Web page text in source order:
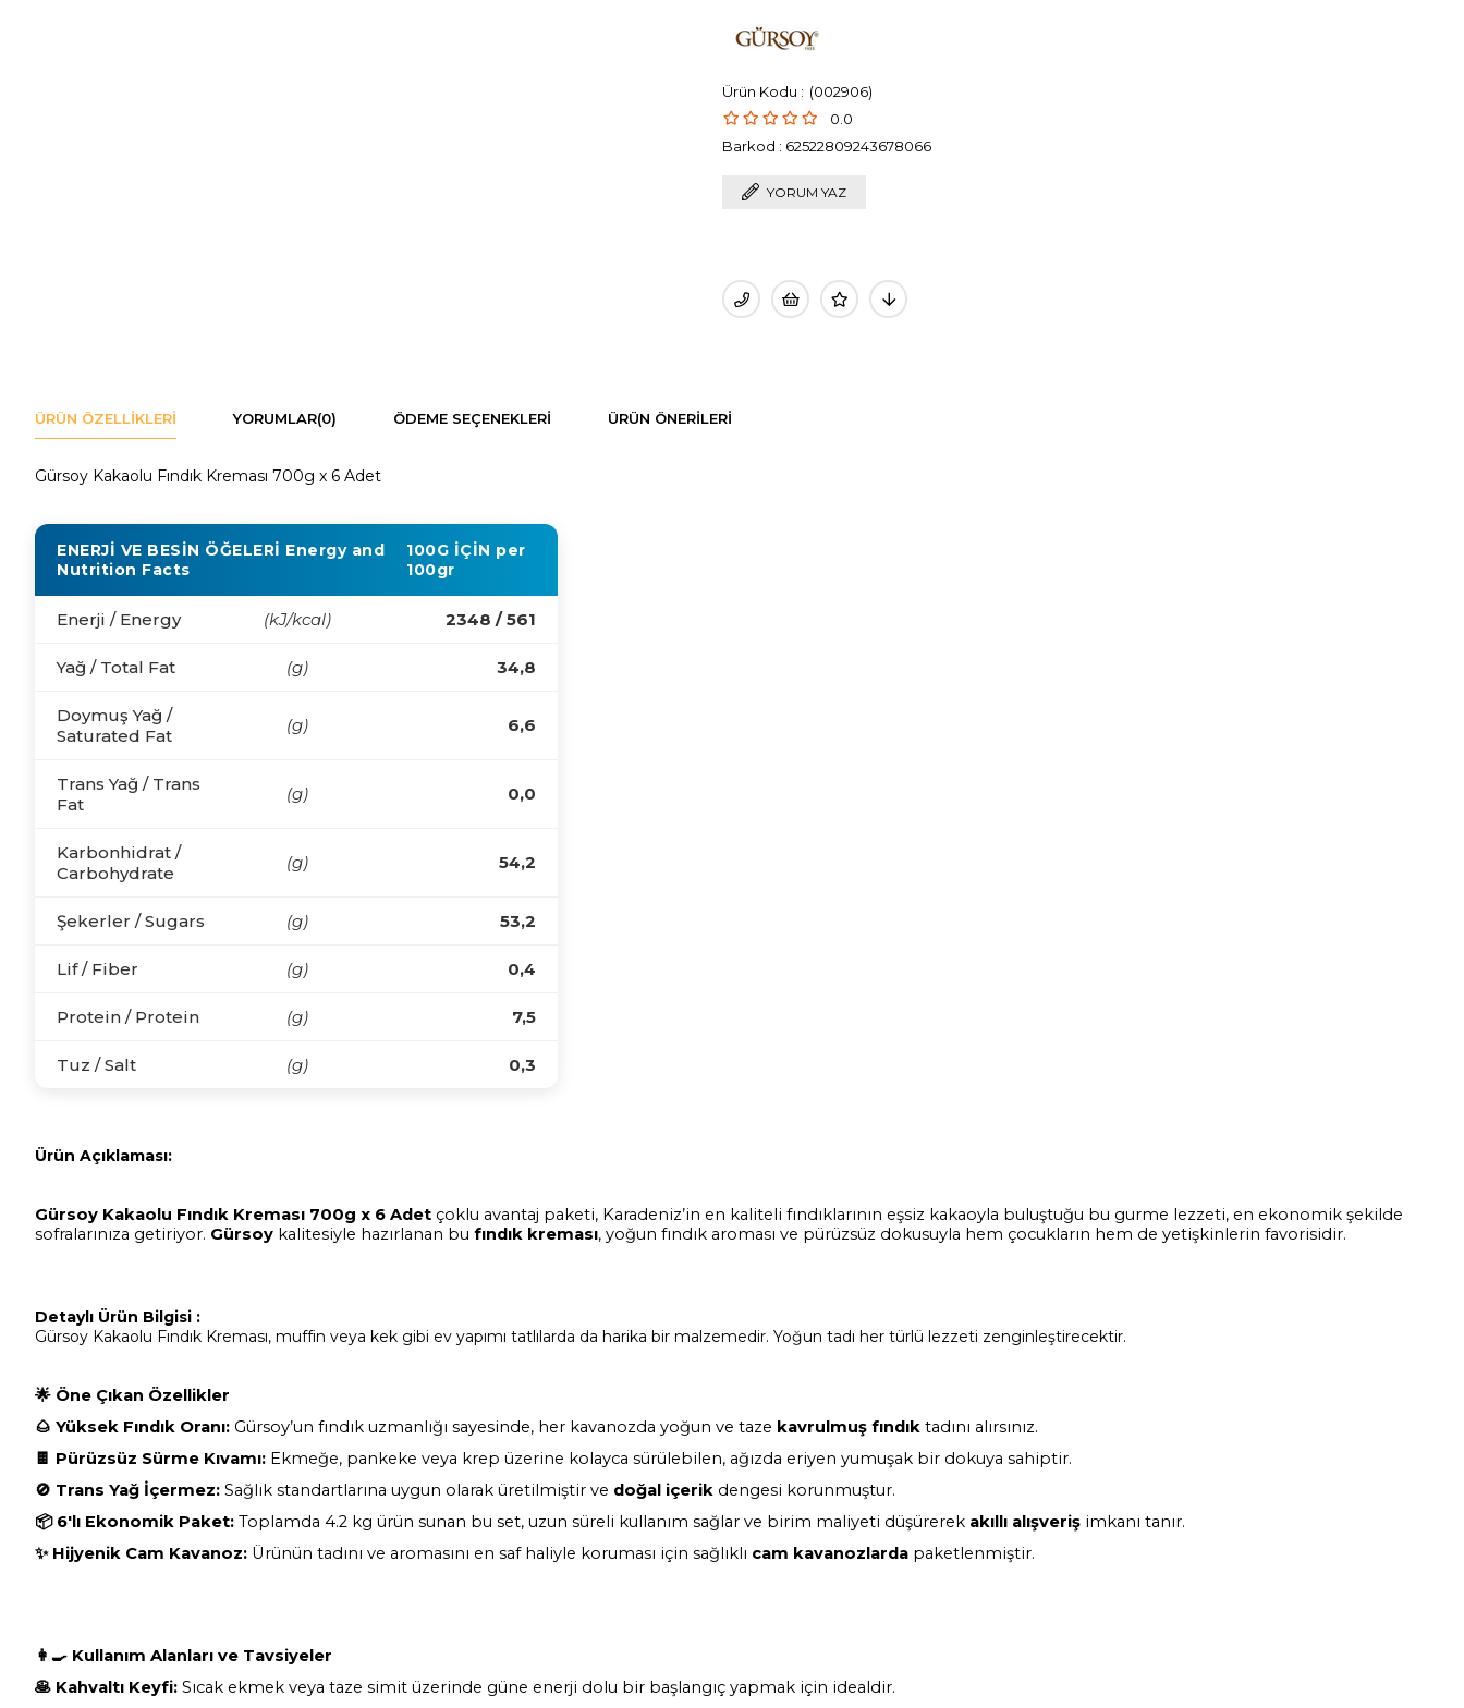
(002906)
0.0
Barkod : 62522809243678066
YORUM YAZ
ÜRÜN ÖZELLIKLERI YORUMLAR(0) ÖDEME SEÇENEKLERI ÜRÜN ÖNERILERI
Gürsoy Kakaolu Fındık Kreması 700g x 6 Adet
ENERJİ VE BESİN ÖĞELERİ Energy and
Nutrition Facts
100G İÇİN per
100gr
Enerji / Energy (kJ/kcal) 2348 / 561
Yağ / Total Fat (g) 34,8
Doymuş Yağ /
Saturated Fat
(g) 6,6
Trans Yağ / Trans
Fat
(g) 0,0
Karbonhidrat /
Carbohydrate
(g) 54,2
Şekerler / Sugars (g) 53,2
Lif / Fiber (g) 0,4
Protein / Protein (g) 7,5
Tuz / Salt (g) 0,3
Ürün Açıklaması:
Gürsoy Kakaolu Fındık Kreması 700g x 6 Adet çoklu avantaj paketi, Karadeniz’in en kaliteli fındıklarının eşsiz kakaoyla buluştuğu bu gurme lezzeti, en ekonomik şekilde
sofralarınıza getiriyor. Gürsoy kalitesiyle hazırlanan bu fındık kreması, yoğun fındık aroması ve pürüzsüz dokusuyla hem çocukların hem de yetişkinlerin favorisidir.
Detaylı Ürün Bilgisi :
Gürsoy Kakaolu Fındık Kreması, muffin veya kek gibi ev yapımı tatlılarda da harika bir malzemedir. Yoğun tadı her türlü lezzeti zenginleştirecektir.
🌟 Öne Çıkan Özellikler
🌰 Yüksek Fındık Oranı: Gürsoy’un fındık uzmanlığı sayesinde, her kavanozda yoğun ve taze kavrulmuş fındık tadını alırsınız.
🍫 Pürüzsüz Sürme Kıvamı: Ekmeğe, pankeke veya krep üzerine kolayca sürülebilen, ağızda eriyen yumuşak bir dokuya sahiptir.
🚫 Trans Yağ İçermez: Sağlık standartlarına uygun olarak üretilmiştir ve doğal içerik dengesi korunmuştur.
📦6'lı Ekonomik Paket: Toplamda 4.2 kg ürün sunan bu set, uzun süreli kullanım sağlar ve birim maliyeti düşürerek akıllı alışveriş imkanı tanır.
✨Hijyenik Cam Kavanoz: Ürünün tadını ve aromasını en saf haliyle koruması için sağlıklı cam kavanozlarda paketlenmiştir.
👩‍🍳 Kullanım Alanları ve Tavsiyeler
🥞 Kahvaltı Keyfi: Sıcak ekmek veya taze simit üzerinde güne enerji dolu bir başlangıç yapmak için idealdir.